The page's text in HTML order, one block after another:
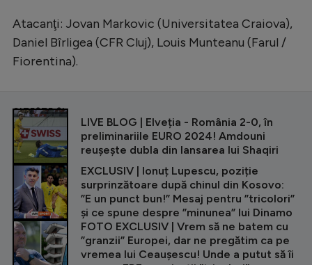
Atacanţi: Jovan Markovic (Universitatea Craiova),
Daniel Bîrligea (CFR Cluj), Louis Munteanu (Farul /
Fiorentina).
CITEȘTE ȘI
LIVE BLOG | Elveția - România 2-0, în
preliminariile EURO 2024! Amdouni
reușește dubla din lansarea lui Shaqiri
EXCLUSIV | Ionuț Lupescu, poziție
surprinzătoare după chinul din Kosovo:
”E un punct bun!” Mesaj pentru ”tricolori”
și ce spune despre ”minunea” lui Dinamo
FOTO EXCLUSIV | Vrem să ne batem cu
”granzii” Europei, dar ne pregătim ca pe
vremea lui Ceaușescu! Unde a putut să îi